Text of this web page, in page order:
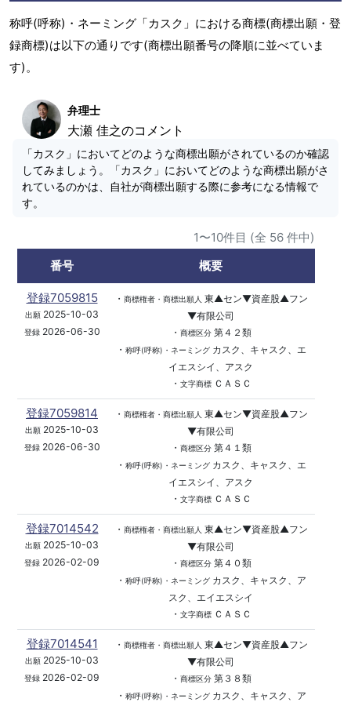
称呼(呼称)・ネーミング「カスク」における商標(商標出願・登
録商標)は以下の通りです(商標出願番号の降順に並べていま
す)。
弁理士
大瀬 佳之のコメント
「カスク」においてどのような商標出願がされているのか確認
してみましょう。「カスク」においてどのような商標出願がさ
れているのかは、自社が商標出願する際に参考になる情報で
す。
1〜10件目 (全 56 件中)
番号
概要
登録7059815
出願 2025-10-03
登録2026-06-30
・ 商標権者・商標出願人 東▲セン▼資産股▲フン
▼有限公司
・ 商標区分第４２類
・ 称呼(呼称)・ネーミングカスク、キャスク、エ
イエスシイ、アスク
・ 文字商標ＣＡＳＣ
登録7059814
出願 2025-10-03
登録2026-06-30
・ 商標権者・商標出願人 東▲セン▼資産股▲フン
▼有限公司
・ 商標区分第４１類
・ 称呼(呼称)・ネーミングカスク、キャスク、エ
イエスシイ、アスク
・ 文字商標ＣＡＳＣ
登録7014542
出願 2025-10-03
登録 2026-02-09
・ 商標権者・商標出願人 東▲セン▼資産股▲フン
▼有限公司
・ 商標区分第４０類
・ 称呼(呼称)・ネーミングカスク、キャスク、ア
スク、エイエスシイ
・ 文字商標ＣＡＳＣ
登録7014541
出願 2025-10-03
登録 2026-02-09
・ 商標権者・商標出願人 東▲セン▼資産股▲フン
▼有限公司
・ 商標区分第３８類
・ 称呼(呼称)・ネーミングカスク、キャスク、ア